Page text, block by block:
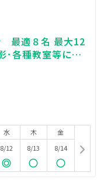
最適８名 最大12
各種教室等に最
水
8/12
木
8/13
金
8/14